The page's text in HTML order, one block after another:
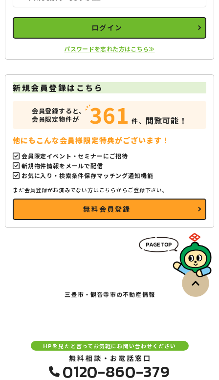
ログイン
パスワードを忘れた方はこちら≫
新規会員登録はこちら
会員登録すると、
会員限定物件が
361 件、 閲覧可能！
他にもこんな会員様限定特典がございます！
会員限定イベント・セミナーにご招待
新規物件情報をメールで配信
お気に入り・検索条件保存マッチング通知機能
まだ会員登録がお済みでない方はこちらからご登録下さい。
無料会員登録
三豊市・観音寺市の不動産情報
HPを見たと言ってお気軽にお問い合わせください
無料相談・お電話窓口
0120-860-379